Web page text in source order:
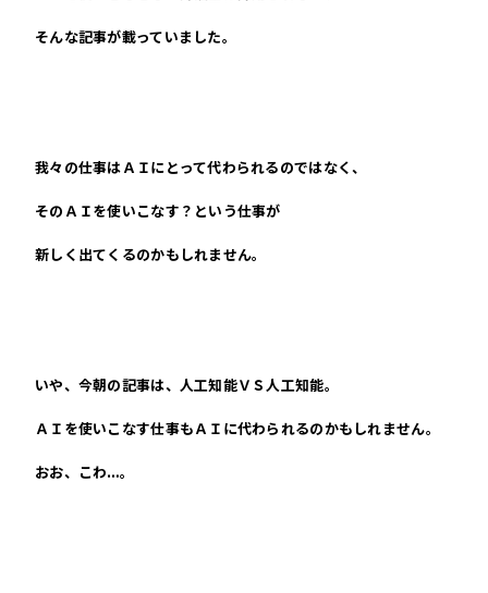
そんな記事が載っていました。
我々の仕事はＡＩにとって代わられるのではなく、
そのＡＩを使いこなす？という仕事が
新しく出てくるのかもしれません。
いや、今朝の記事は、人工知能ＶＳ人工知能。
ＡＩを使いこなす仕事もＡＩに代わられるのかもしれません。
おお、こわ…。